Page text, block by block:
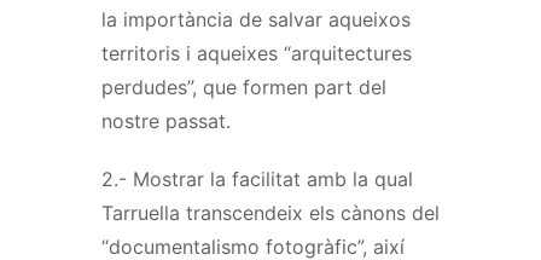
la importància de salvar aqueixos
territoris i aqueixes “arquitectures
perdudes’’, que formen part del
nostre passat.
2.- Mostrar la facilitat amb la qual
Tarruella transcendeix els cànons del
“documentalismo fotogràfic”, així